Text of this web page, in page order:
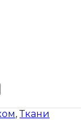
, Ткани